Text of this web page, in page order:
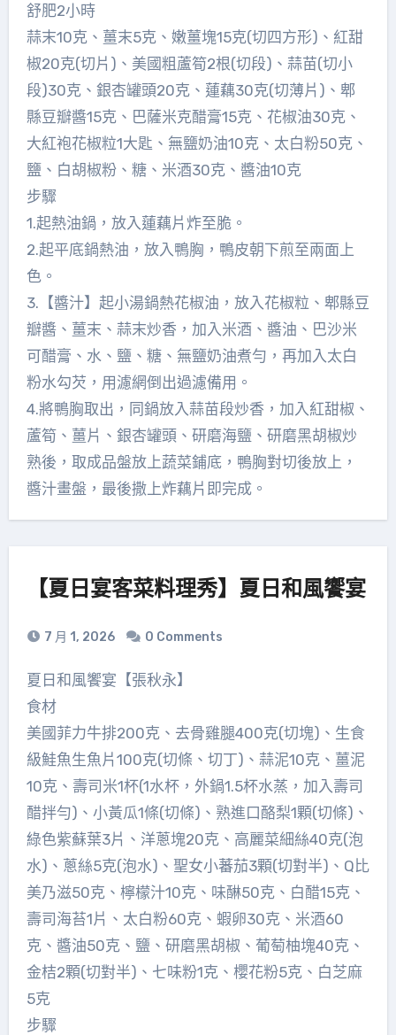
舒肥2小時
蒜末10克、薑末5克、嫩薑塊15克(切四方形)、紅甜
椒20克(切片)、美國粗蘆筍2根(切段)、蒜苗(切小
段)30克、銀杏罐頭20克、蓮藕30克(切薄片)、郫
縣豆瓣醬15克、巴薩米克醋膏15克、花椒油30克、
大紅袍花椒粒1大匙、無鹽奶油10克、太白粉50克、
鹽、白胡椒粉、糖、米酒30克、醬油10克
步驟
1.起熱油鍋，放入蓮藕片炸至脆。
2.起平底鍋熱油，放入鴨胸，鴨皮朝下煎至兩面上
色。
3.【醬汁】起小湯鍋熱花椒油，放入花椒粒、郫縣豆
瓣醬、薑末、蒜末炒香，加入米酒、醬油、巴沙米
可醋膏、水、鹽、糖、無鹽奶油煮勻，再加入太白
粉水勾芡，用濾網倒出過濾備用。
4.將鴨胸取出，同鍋放入蒜苗段炒香，加入紅甜椒、
蘆筍、薑片、銀杏罐頭、研磨海鹽、研磨黑胡椒炒
熟後，取成品盤放上蔬菜鋪底，鴨胸對切後放上，
醬汁畫盤，最後撒上炸藕片即完成。
【夏日宴客菜料理秀】夏日和風饗宴
7 月 1, 2026 0 Comments
夏日和風饗宴【張秋永】
食材
美國菲力牛排200克、去骨雞腿400克(切塊)、生食
級鮭魚生魚片100克(切條、切丁)、蒜泥10克、薑泥
10克、壽司米1杯(1水杯，外鍋1.5杯水蒸，加入壽司
醋拌勻)、小黃瓜1條(切條)、熟進口酪梨1顆(切條)、
綠色紫蘇葉3片、洋蔥塊20克、高麗菜細絲40克(泡
水)、蔥絲5克(泡水)、聖女小蕃茄3顆(切對半)、Q比
美乃滋50克、檸檬汁10克、味醂50克、白醋15克、
壽司海苔1片、太白粉60克、蝦卵30克、米酒60
克、醬油50克、鹽、研磨黑胡椒、葡萄柚塊40克、
金桔2顆(切對半)、七味粉1克、櫻花粉5克、白芝麻
5克
步驟